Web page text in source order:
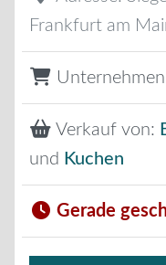
Frankfurt am
Verkauf von:
und Kuchen
Gerade